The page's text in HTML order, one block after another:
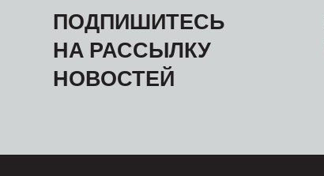
ПОДПИШИТЕСЬ
НА РАССЫЛКУ
НОВОСТЕЙ